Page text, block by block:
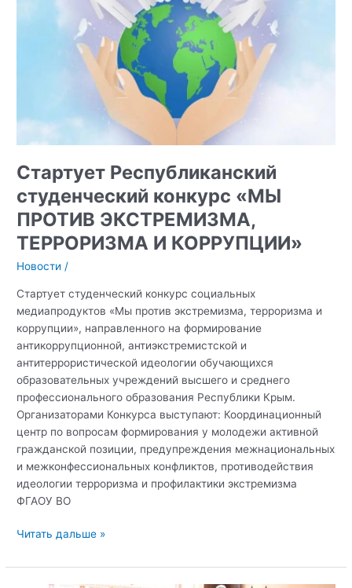
Стартует Республиканский
студенческий конкурс «МЫ
ПРОТИВ ЭКСТРЕМИЗМА,
ТЕРРОРИЗМА И КОРРУПЦИИ»
Новости /
Стартует студенческий конкурс социальных
медиапродуктов «Мы против экстремизма, терроризма и
коррупции», направленного на формирование
антикоррупционной, антиэкстремистской и
антитеррористической идеологии обучающихся
образовательных учреждений высшего и среднего
профессионального образования Республики Крым.
Организаторами Конкурса выступают: Координационный
центр по вопросам формирования у молодежи активной
гражданской позиции, предупреждения межнациональных
и межконфессиональных конфликтов, противодействия
идеологии терроризма и профилактики экстремизма
ФГАОУ ВО
Стартует
студенческий
конкурс
Читать дальше »